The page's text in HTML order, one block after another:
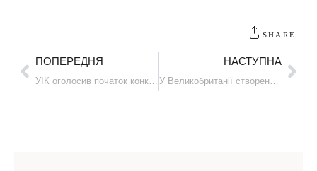
SHARE
ПОПЕРЕДНЯ
УІК оголосив початок конкурсу перекладів “Translate Ukraine 2024”
НАСТУПНА
У Великобританії створено ігровий майданчик для українських дітей на основі старого автобуса